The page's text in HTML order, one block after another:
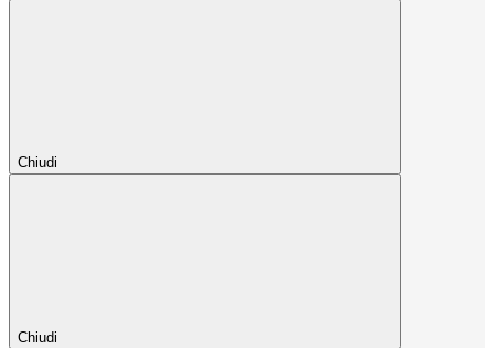
Chiudi
Chiudi